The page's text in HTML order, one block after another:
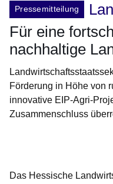
Pressemitteilung
Für eine
nachhaltige
Förderung in Höhe von
innovative EIP-Agri-
Zusammenschluss
Das Hessische